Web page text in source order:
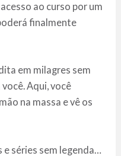
ao curso por um
finalmente
em milagres sem
Aqui, você
na massa e vê os
séries sem legenda…